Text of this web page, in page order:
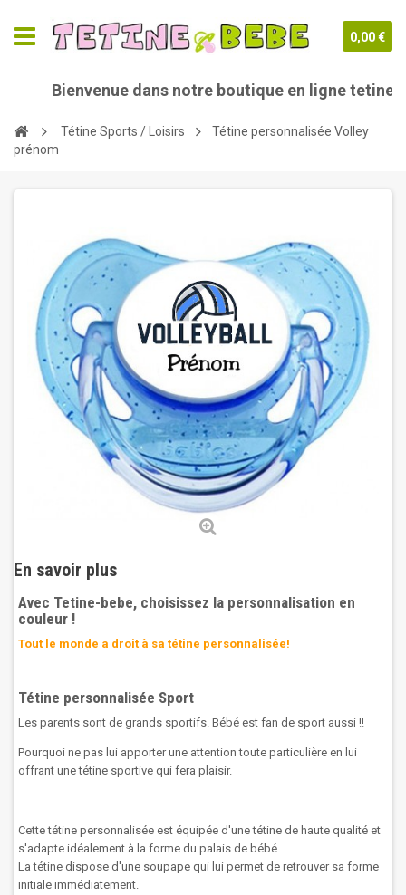
0,00 €
Bienvenue dans notre boutique en ligne tetine-
Tétine Sports / Loisirs
Tétine personnalisée Volley
prénom
En savoir plus
Avec Tetine-bebe, choisissez la personnalisation en
couleur !
Tout le monde a droit à sa tétine personnalisée!
Tétine personnalisée Sport
Les parents sont de grands sportifs. Bébé est fan de sport aussi !!
Pourquoi ne pas lui apporter une attention toute particulière en lui
offrant une tétine sportive qui fera plaisir.
Cette tétine personnalisée est équipée d'une tétine de haute qualité et
s'adapte idéalement à la forme du palais de bébé.
Latétine dispose d'une soupape qui lui permet de retrouver sa forme
initiale immédiatement.